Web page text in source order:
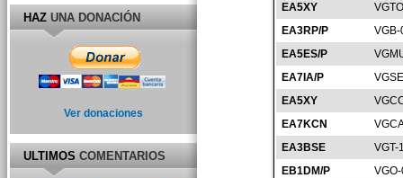
EA5XY
EA3RP/P
VGB-
EA5ES/P
EA7IA/P
EA5XY
EA7KCN
EA3BSE
VGT-
EB1DM/P
HAZUNA DONACIÓN
Ver donaciones
ULTIMOSCOMENTARIOS